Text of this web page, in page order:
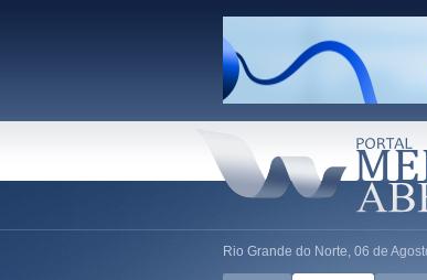
Rio Grande do Norte, 06 de